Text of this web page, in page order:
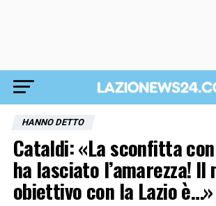
HANNO DETTO
Cataldi: «La sconfitta
ha lasciato l’amarezza! Il
obiettivo con la Lazio è…»